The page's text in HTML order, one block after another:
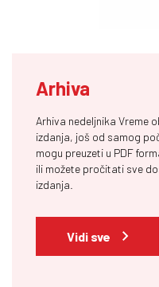
Arhiva
Arhiva nedeljnika Vreme
izdanja, još od samog
mogu preuzeti u PDF
ili možete pročitati sve
izdanja.
Vidi sve